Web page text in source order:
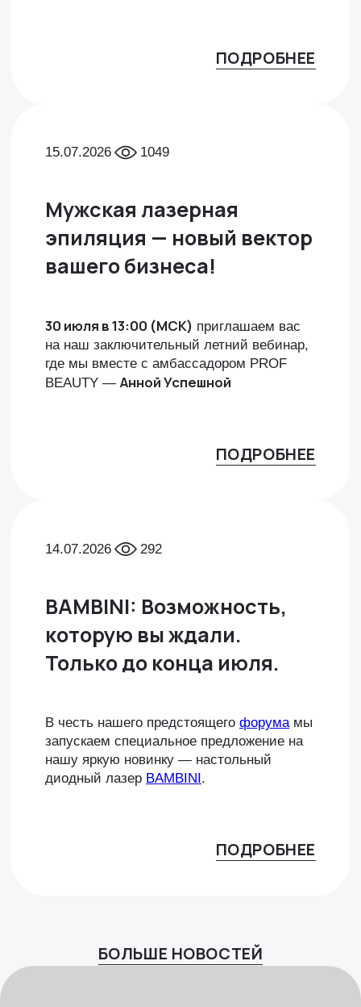
ПОДРОБНЕЕ
15.07.2026 1049
Мужская лазерная
эпиляция — новый вектор
вашего бизнеса!
30 июля в 13:00 (МСК) приглашаем вас
на наш заключительный летний вебинар,
где мы вместе с амбассадором PROF
BEAUTY — Анной Успешной
ПОДРОБНЕЕ
14.07.2026 292
BAMBINI: Возможность,
которую вы ждали.
Только до конца июля.
В честь нашего предстоящего форума мы
запускаем специальное предложение на
нашу яркую новинку — настольный
диодный лазер BAMBINI.
ПОДРОБНЕЕ
БОЛЬШЕ НОВОСТЕЙ